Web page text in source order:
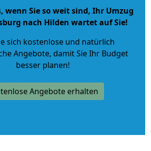
wenn Sie so weit sind, Ihr Umzug
nach Hilden wartet auf Sie!
sich kostenlose und natürlich
Angebote, damit Sie Ihr Budget
besser planen!
Angebote erhalten